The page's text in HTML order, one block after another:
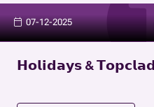
07-12-2025
𝗛𝗼𝗹𝗶𝗱𝗮𝘆𝘀 &